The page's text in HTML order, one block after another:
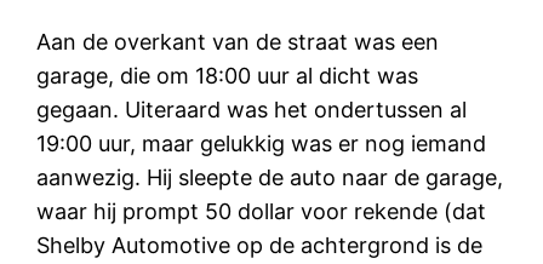
Aan de overkant van de straat was een
garage, die om 18:00 uur al dicht was
gegaan. Uiteraard was het ondertussen al
19:00 uur, maar gelukkig was er nog iemand
aanwezig. Hij sleepte de auto naar de garage,
waar hij prompt 50 dollar voor rekende (dat
Shelby Automotive op de achtergrond is de